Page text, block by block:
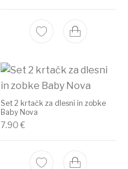
Set 2 krtačk za dlesni in zobke
Baby Nova
7.90€